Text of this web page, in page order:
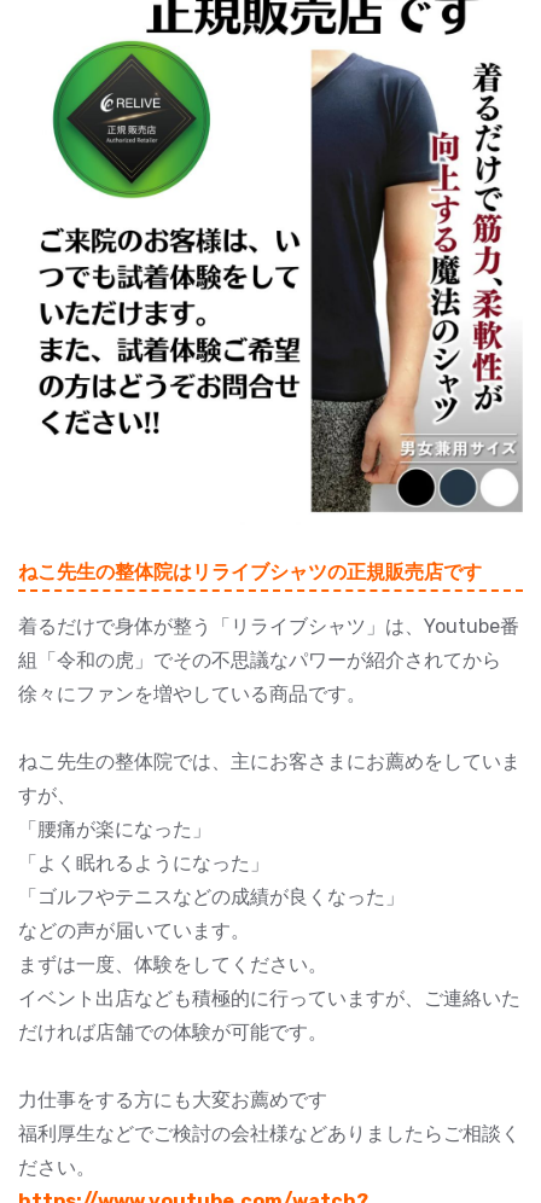
ねこ先生の整体院はリライブシャツの正規販売店です
着るだけで身体が整う「リライブシャツ」は、Youtube番
組「令和の虎」でその不思議なパワーが紹介されてから
徐々にファンを増やしている商品です。
ねこ先生の整体院では、主にお客さまにお薦めをしていま
すが、
「腰痛が楽になった」
「よく眠れるようになった」
「ゴルフやテニスなどの成績が良くなった」
などの声が届いています。
まずは一度、体験をしてください。
イベント出店なども積極的に行っていますが、ご連絡いた
だければ店舗での体験が可能です。
力仕事をする方にも大変お薦めです
福利厚生などでご検討の会社様などありましたらご相談く
ださい。